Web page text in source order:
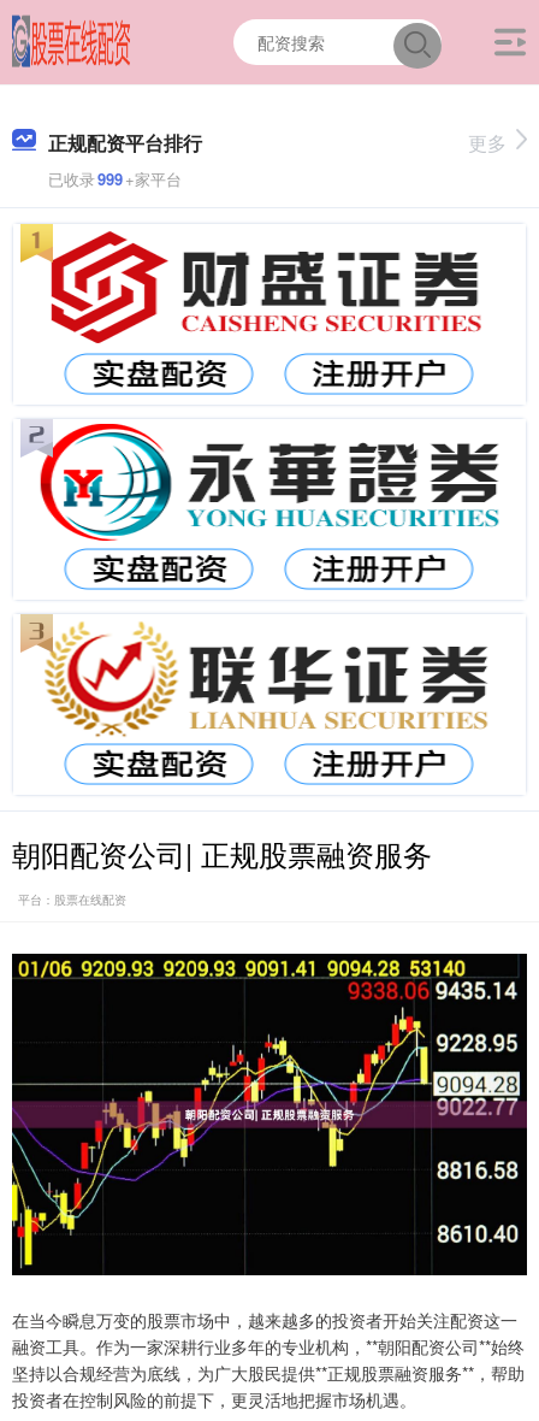
正规配资平台排行
已收录999+家平台
更多
朝阳配资公司| 正规股票融资服务
平台：股票在线配资
在当今瞬息万变的股票市场中，越来越多的投资者开始关注配资这一
融资工具。作为一家深耕行业多年的专业机构，**朝阳配资公司**始终
坚持以合规经营为底线，为广大股民提供**正规股票融资服务**，帮助
投资者在控制风险的前提下，更灵活地把握市场机遇。